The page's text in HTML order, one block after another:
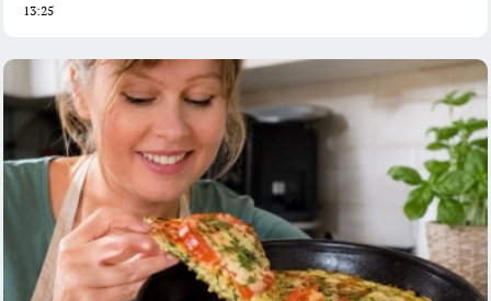
13:25